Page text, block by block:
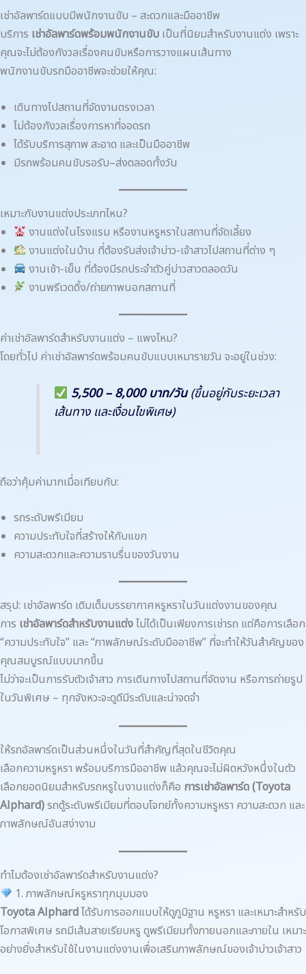
เช่าอัลพาร์ดแบบมีพนักงานขับ – สะดวกและมืออาชีพ
บริการ เช่าอัลพาร์ดพร้อมพนักงานขับ เป็นที่นิยมสำหรับงานแต่ง เพราะ
คุณจะไม่ต้องกังวลเรื่องคนขับหรือการวางแผนเส้นทาง
พนักงานขับรถมืออาชีพจะช่วยให้คุณ:
เดินทางไปสถานที่จัดงานตรงเวลา
ไม่ต้องกังวลเรื่องการหาที่จอดรถ
ได้รับบริการสุภาพ สะอาด และเป็นมืออาชีพ
มีรถพร้อมคนขับรอรับ–ส่งตลอดทั้งวัน
เหมาะกับงานแต่งประเภทไหน?
งานแต่งในโรงแรม หรืองานหรูหราในสถานที่จัดเลี้ยง
งานแต่งในบ้าน ที่ต้องรับส่งเจ้าบ่าว-เจ้าสาวไปสถานที่ต่าง ๆ
งานเช้า-เย็น ที่ต้องมีรถประจำตัวคู่บ่าวสาวตลอดวัน
งานพรีเวดดิ้ง/ถ่ายภาพนอกสถานที่
ค่าเช่าอัลพาร์ดสำหรับงานแต่ง – แพงไหม?
โดยทั่วไป ค่าเช่าอัลพาร์ดพร้อมคนขับแบบเหมารายวัน จะอยู่ในช่วง:
5,500 – 8,000 บาท/วัน (ขึ้นอยู่กับระยะเวลา
เส้นทาง และเงื่อนไขพิเศษ)
ถือว่าคุ้มค่ามากเมื่อเทียบกับ:
รถระดับพรีเมียม
ความประทับใจที่สร้างให้กับแขก
ความสะดวกและความราบรื่นของวันงาน
สรุป: เช่าอัลพาร์ด เติมเต็มบรรยากาศหรูหราในวันแต่งงานของคุณ
การ เช่าอัลพาร์ดสำหรับงานแต่งไม่ได้เป็นเพียงการเช่ารถ แต่คือการเลือก
“ความประทับใจ” และ “ภาพลักษณ์ระดับมืออาชีพ” ที่จะทำให้วันสำคัญของ
คุณสมบูรณ์แบบมากขึ้น
ไม่ว่าจะเป็นการรับตัวเจ้าสาว การเดินทางไปสถานที่จัดงาน หรือการถ่ายรูป
ในวันพิเศษ – ทุกจังหวะจะดูดีมีระดับและน่าจดจำ
ให้รถอัลพาร์ดเป็นส่วนหนึ่งในวันที่สำคัญที่สุดในชีวิตคุณ
เลือกความหรูหรา พร้อมบริการมืออาชีพ แล้วคุณจะไม่ผิดหวังหนึ่งในตัว
เลือกยอดนิยมสำหรับรถหรูในงานแต่งก็คือ การเช่าอัลพาร์ด (Toyota
Alphard)รถตู้ระดับพรีเมียมที่ตอบโจทย์ทั้งความหรูหรา ความสะดวก และ
ภาพลักษณ์อันสง่างาม
ทำไมต้องเช่าอัลพาร์ดสำหรับงานแต่ง?
1. ภาพลักษณ์หรูหราทุกมุมมอง
Toyota Alphardได้รับการออกแบบให้ดูภูมิฐาน หรูหรา และเหมาะสำหรับ
โอกาสพิเศษ รถมีเส้นสายเรียบหรู ดูพรีเมียมทั้งภายนอกและภายใน เหมาะ
อย่างยิ่งสำหรับใช้ในงานแต่งงานเพื่อเสริมภาพลักษณ์ของเจ้าบ่าวเจ้าสาว